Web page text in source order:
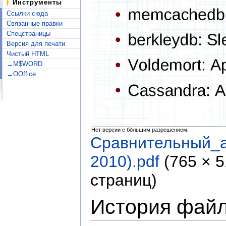
Инструменты
Ссылки сюда
Связанные правки
Спецстраницы
Версия для печати
Чистый HTML
→M$WORD
→OOffice
Нет версии с бо́льшим разрешением.
2010).pdf (765 ×
страниц)
История